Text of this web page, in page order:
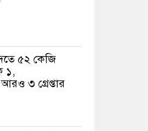
৫২ কেজি
১,
৩ গ্রেপ্তার